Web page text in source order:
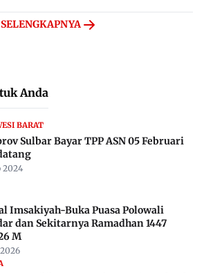
SELENGKAPNYA
Anda
BARAT
Sulbar Bayar TPP ASN 05 Februari
2024
Imsakiyah-Buka Puasa Polowali
dan Sekitarnya Ramadhan 1447
M
2026